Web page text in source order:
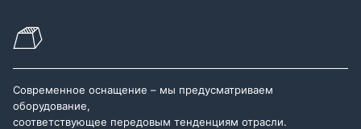
Современное оснащение – мы предусматриваем
оборудование,
соответствующее передовым тенденциям отрасли.